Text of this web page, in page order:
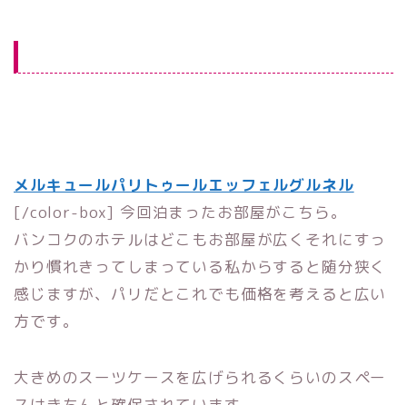
メルキュールパリトゥールエッフェルグルネル
[/color-box] 今回泊まったお部屋がこちら。
バンコクのホテルはどこもお部屋が広くそれにすっ
かり慣れきってしまっている私からすると随分狭く
感じますが、パリだとこれでも価格を考えると広い
方です。
大きめのスーツケースを広げられるくらいのスペー